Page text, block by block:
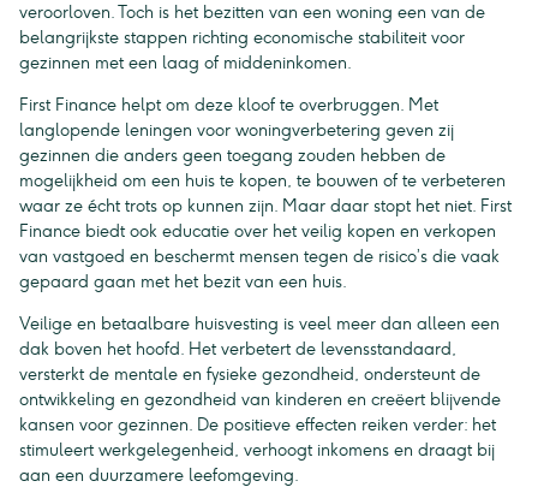
veroorloven. Toch is het bezitten van een woning een van de
belangrijkste stappen richting economische stabiliteit voor
gezinnen met een laag of middeninkomen.
First Finance helpt om deze kloof te overbruggen. Met
langlopende leningen voor woningverbetering geven zij
gezinnen die anders geen toegang zouden hebben de
mogelijkheid om een huis te kopen, te bouwen of te verbeteren
waar ze écht trots op kunnen zijn. Maar daar stopt het niet. First
Finance biedt ook educatie over het veilig kopen en verkopen
van vastgoed en beschermt mensen tegen de risico’s die vaak
gepaard gaan met het bezit van een huis.
Veilige en betaalbare huisvesting is veel meer dan alleen een
dak boven het hoofd. Het verbetert de levensstandaard,
versterkt de mentale en fysieke gezondheid, ondersteunt de
ontwikkeling en gezondheid van kinderen en creëert blijvende
kansen voor gezinnen. De positieve effecten reiken verder: het
stimuleert werkgelegenheid, verhoogt inkomens en draagt bij
aan een duurzamere leefomgeving.